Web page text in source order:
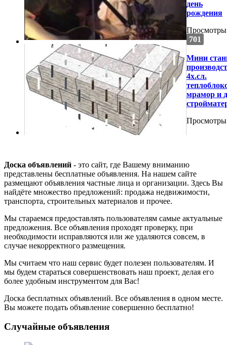
день
рождения
701
Мини
4х.сл.
мрамор и
Доска объявлений - это сайт, где Вашему вниманию
представлены бесплатные объявления. На нашем сайте
размещают объявления частные лица и организации. Здесь Вы
найдёте множество предложений: продажа недвижимости,
транспорта, строительных материалов и прочее.
Мы стараемся предоставлять пользователям самые актуальные
предложения. Все объявления проходят проверку, при
необходимости исправляются или же удаляются совсем, в
случае некорректного размещения.
Мы считаем что наш сервис будет полезен пользователям. И
мы будем стараться совершенствовать наш проект, делая его
более удобным инструментом для Вас!
Доска бесплатных объявлений. Все объявления в одном месте.
Вы можете подать объявление совершенно бесплатно!
Случайные объявления